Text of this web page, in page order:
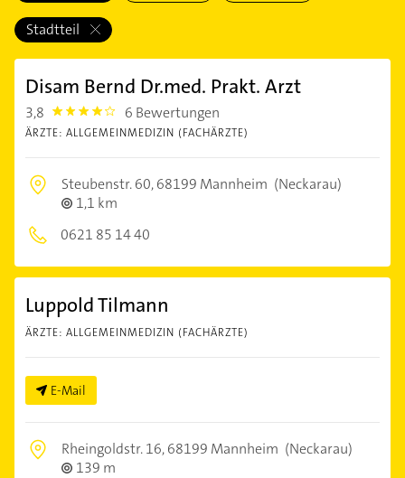
Stadtteil
Disam Bernd Dr.med. Prakt. Arzt
3,8 3.8 6 Bewertungen
ÄRZTE: ALLGEMEINMEDIZIN (FACHÄRZTE)
Steubenstr. 60,68199 Mannheim (Neckarau)
1,1 km
0621 85 14 40
Luppold Tilmann
ÄRZTE: ALLGEMEINMEDIZIN (FACHÄRZTE)
E-Mail
Rheingoldstr. 16,68199 Mannheim (Neckarau)
139 m